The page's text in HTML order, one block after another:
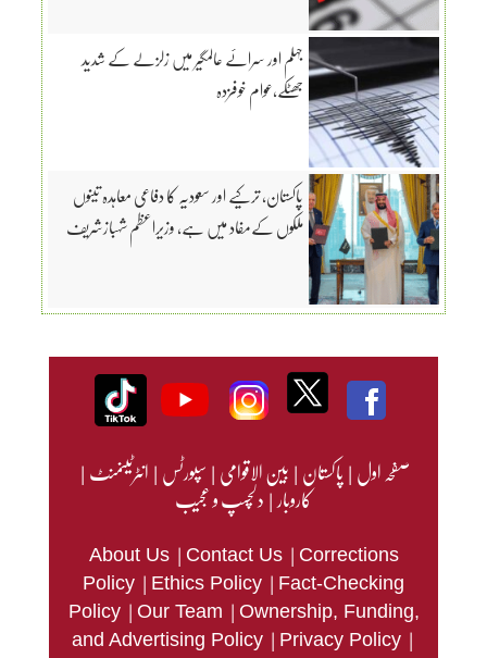
جہلم اور سرائے عالمگیر میں زلزلے کے شدید
جھٹکے،عوام خوفزدہ
پاکستان، ترکیے اور سعودیہ کا دفاعی معاہدہ تینوں
ملکوں کےمفاد میں ہے، وزیراعظم شہبازشریف
صفحہ اول|پاکستان|بین الاقوامی|سپورٹس|انٹرٹینمنٹ|
کاروبار|دلچسپ و عجیب
About Us | Contact Us | Corrections
Policy | Ethics Policy | Fact-Checking
Policy | Our Team | Ownership, Funding,
and Advertising Policy | Privacy Policy |